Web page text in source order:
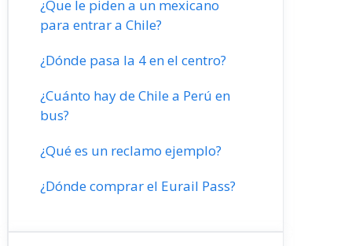
¿Que le piden a un mexicano
para entrar a Chile?
¿Dónde pasa la 4 en el centro?
¿Cuánto hay de Chile a Perú en
bus?
¿Qué es un reclamo ejemplo?
¿Dónde comprar el Eurail Pass?